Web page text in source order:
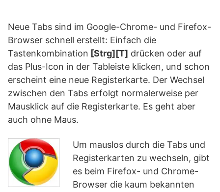
Neue Tabs sind im Google-Chrome- und Firefox-
Browser schnell erstellt: Einfach die
Tastenkombination [Strg][T] drücken oder auf
das Plus-Icon in der Tableiste klicken, und schon
erscheint eine neue Registerkarte. Der Wechsel
zwischen den Tabs erfolgt normalerweise per
Mausklick auf die Registerkarte. Es geht aber
auch ohne Maus.
Um mauslos durch die Tabs und
Registerkarten zu wechseln, gibt
es beim Firefox- und Chrome-
Browser die kaum bekannten